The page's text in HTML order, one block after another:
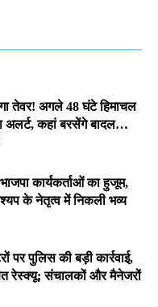
तेवर! अगले 48 घंटे हिमाचल
अलर्ट, कहां बरसेंगे बादल…
कार्यकर्ताओं का हुजूम,
के नेतृत्व में निकली भव्य
पर पुलिस की बड़ी कार्रवाई,
रेस्क्यू; संचालकों और मैनेजरों